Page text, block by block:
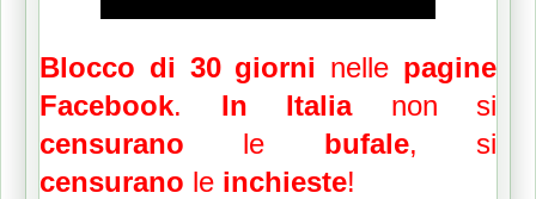
Blocco di 30 giorni nelle pagine
Facebook. In Italianon si
censurano le bufale, si
censurano le inchieste!